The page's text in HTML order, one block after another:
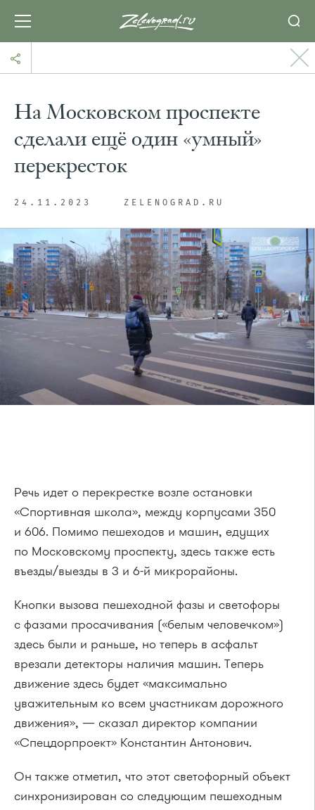
На Московском проспекте
сделали ещё один «умный»
перекресток
24.11.2023 ZELENOGRAD.RU
Речь идет о перекрестке возле остановки
«Спортивная школа», между корпусами 350
и 606. Помимо пешеходов и машин, едущих
по Московскому проспекту, здесь также есть
въезды/выезды в 3 и 6-й микрорайоны.
Кнопки вызова пешеходной фазы и светофоры
с фазами просачивания («белым человечком»)
здесь были и раньше, но теперь в асфальт
врезали детекторы наличия машин. Теперь
движение здесь будет «максимально
уважительным ко всем участникам дорожного
движения», — сказал директор компании
«Спецдорпроект» Константин Антонович.
Он также отметил, что этот светофорный объект
синхронизирован со следующим пешеходным